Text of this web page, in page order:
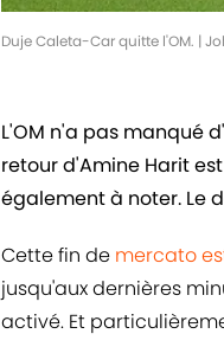
Duje Caleta-Car quitte l'OM. |
L'OM n'a pas manqué
retour d'Amine Harit
également à noter. Le
Cette fin de mercato
jusqu'aux dernières
activé. Et